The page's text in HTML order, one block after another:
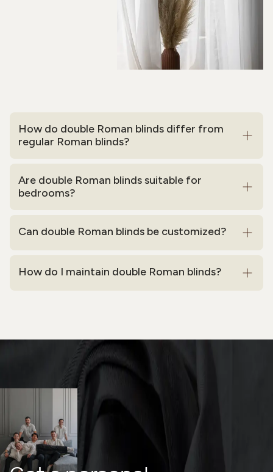
How do double Roman blinds differ from
regular Roman blinds?
Are double Roman blinds suitable for
bedrooms?
Can double Roman blinds be customized?
How do I maintain double Roman blinds?